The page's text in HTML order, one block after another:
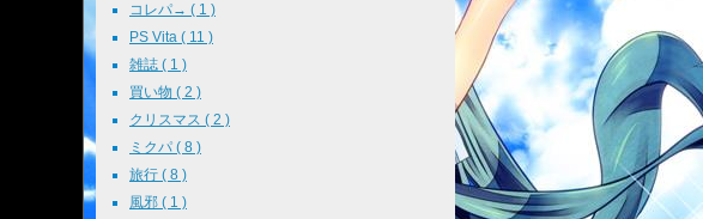
コレパ→ ( 1 )
PS Vita ( 11 )
雑誌 ( 1 )
買い物 ( 2 )
クリスマス ( 2 )
ミクパ ( 8 )
旅行 ( 8 )
風邪 ( 1 )